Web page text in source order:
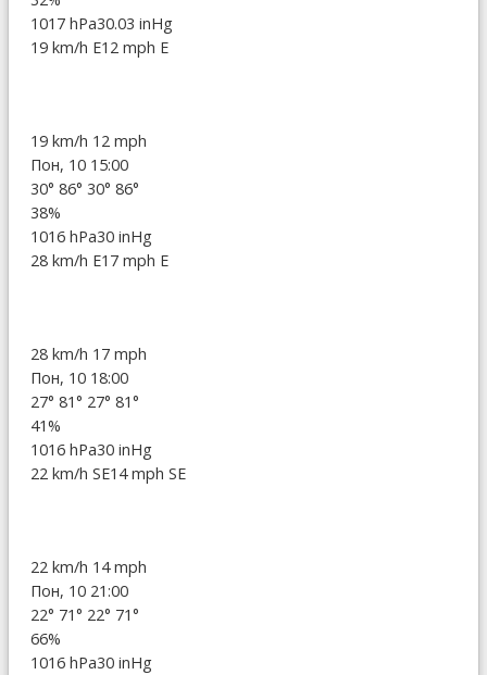
1017 hPa30.03 inHg
19 km/h E12 mph E
19 km/h 12 mph
Пон, 10 15:00
30° 86° 30° 86°
38%
1016 hPa30 inHg
28 km/h E17 mph E
28 km/h 17 mph
Пон, 10 18:00
27° 81° 27° 81°
41%
1016 hPa30 inHg
22 km/h SE14 mph SE
22 km/h 14 mph
Пон, 10 21:00
22° 71° 22° 71°
66%
1016 hPa30 inHg